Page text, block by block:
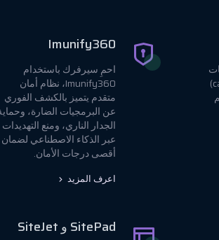
التخزين المؤقت (caching)
Imunify360
احمِ سيرفرك باستخدام
Imunify360، نظام أمان
متقدم يتميز بالكشف الفوري
عن البرمجيات الضارة،
الجدار الناري، ومنع التهديدات
عبر الذكاء الاصطناعي لضمان
أقصى درجات الأمان.
اعرف المزيد
SitePad و SiteJet